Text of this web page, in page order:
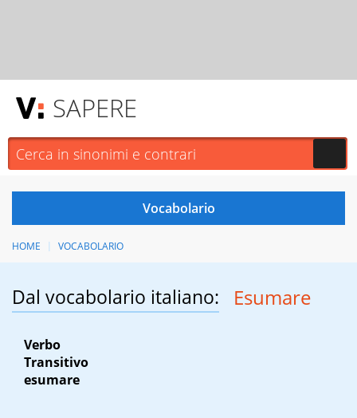
SAPERE
HOME VOCABOLARIO
Dal vocabolario italiano: Esumare
Verbo
Transitivo
esumare